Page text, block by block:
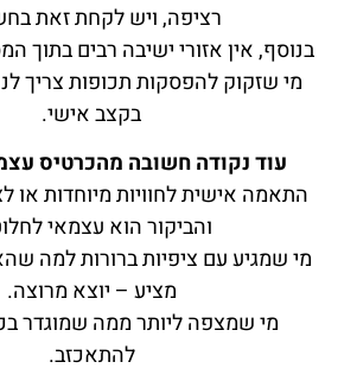
רציפה, ויש לקחת זאת
בנוסף, אין אזורי ישיבה רבים בתוך
מי שזקוק להפסקות תכופות צריך
בקצב אישי.
עוד נקודה חשובה מהכרטיס
התאמה אישית לחוויות מיוחדות או
והביקור הוא עצמאי
מי שמגיע עם ציפיות ברורות למה
מציע – יוצא מרוצה.
מי שמצפה ליותר ממה שמוגדר
להתאכזב.